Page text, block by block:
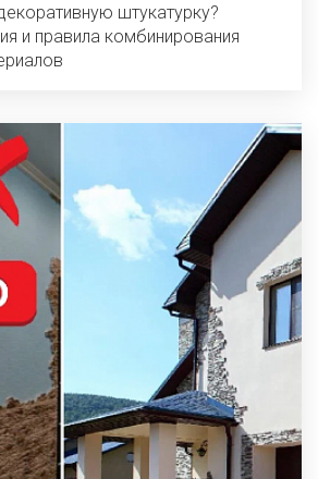
штукатурку?
и правила комбинирования